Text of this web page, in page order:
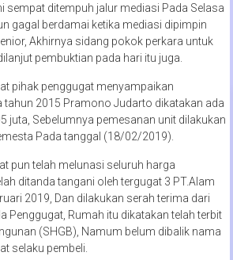
sempat ditempuh jalur mediasi Pada Selasa
gagal berdamai ketika mediasi dipimpin
Akhirnya sidang pokok perkara untuk
pembuktian pada hari itu juga.
pihak penggugat menyampaikan
tahun 2015 Pramono Judarto dikatakan ada
juta, Sebelumnya pemesanan unit dilakukan
Pada tanggal (18/02/2019).
pun telah melunasi seluruh harga
ditanda tangani oleh tergugat 3 PT.Alam
2019, Dan dilakukan serah terima dari
Penggugat, Rumah itu dikatakan telah terbit
(SHGB), Namum belum dibalik nama
selaku pembeli.